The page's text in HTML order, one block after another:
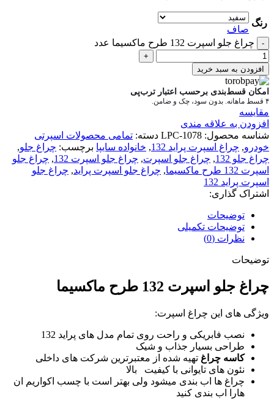
رنگ
صاف
- چراغ جلو اسپرت 132 طرح ماکسیما عدد
+
افزودن به سبد خرید
امکان قسط‌بندی برحسب اعتبار ترب‌پی
۴ قسط ماهانه. بدون سود، چک و ضامن.
مقایسه
افزودن به علاقه مندی
شناسه محصول: LPC-1078 دسته: تمامی محصولات اسپرتی
خودرو, چراغ اسپرت پراید 132 , خانواده سایپا برچسب: چراغ جلو,
چراغ جلو 132
, چراغ جلو اسپرت, چراغ جلو اسپرت 132 , چراغ جلو
اسپرت 132 طرح ماکسیما
, چراغ جلو اسپرت پراید, چراغ جلو
اسپرت پراید 132
اشتراک گذاری:
توضیحات
توضیحات تکمیلی
نظرات (0)
توضیحات
چراغ جلو اسپرت 132 طرح ماکسیما
ویژگی های این چراغ اسپرت:
نصب فابریکی و راحت روی تمام مدل های پراید 132
طراحی بسیار جذاب و شیک
کاسه چراغ تهیه شده از معتبرترین شرکت های داخلی
نئون های تایوانی با کیفیت بالا
چراغ ها اب بندی میشود ولی بهتر است با چسب اکواریم ان
هارا اب بندی کنید